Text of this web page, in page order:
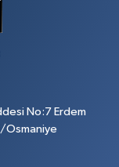
No:7 Erdem
Osmaniye